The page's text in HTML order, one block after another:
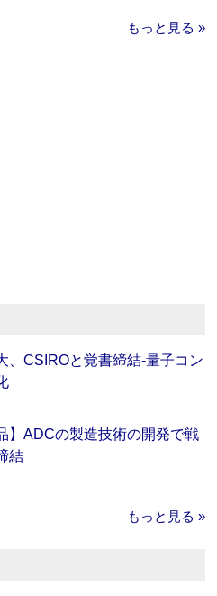
もっと見る »
、CSIROと覚書締結‐量子コン
】ADCの製造技術の開発で戦
結
もっと見る »